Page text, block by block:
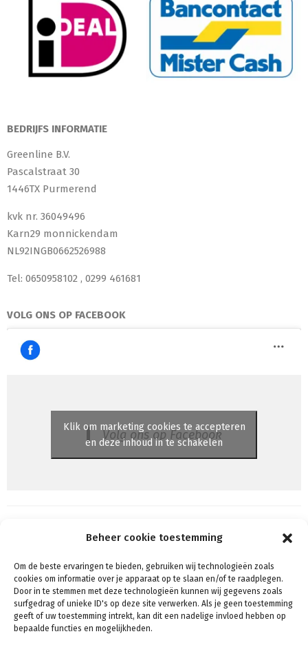
Beheer cookie toestemming
Om de beste ervaringen te bieden, gebruiken wij technologieën zoals
cookies om informatie over je apparaat op te slaan en/of te raadplegen.
Door in te stemmen met deze technologieën kunnen wij gegevens zoals
surfgedrag of unieke ID's op deze site verwerken. Als je geen toestemming
geeft of uw toestemming intrekt, kan dit een nadelige invloed hebben op
bepaalde functies en mogelijkheden.
BEDRIJFS INFORMATIE
Greenline B.V.
Pascalstraat 30
1446TX Purmerend
kvk nr. 36049496
Karn29 monnickendam
NL92INGB0662526988
Tel: 0650958102 , 0299 461681
VOLG ONS OP FACEBOOK
Volg ons op Facebook
Klik om marketing cookies te accepteren
en deze inhoud in te schakelen
Algemene voorwaarden
Voorwaarden & condities
Cookiebeleid (EU)
Privacy